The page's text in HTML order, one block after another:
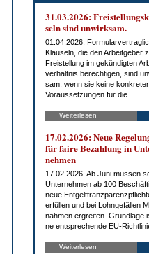
31.03.2026:
seln sind un­wirk­sam.
01.04.2026.
Klau­seln, die den Ar­beit­ge­ber
Frei­stel­lung im ge­kün­dig­ten
ver­hält­nis be­rech­ti­gen, sind
sam, wenn sie kei­ne
Vor­aus­set­zun­gen für die ...
Weiterlesen
17.02.2026: Neue
für fai­re Be­zah­lung in
neh­men
17.02.2026. Ab Ju­ni müs­sen
Un­ter­neh­men ab 100
neue
er­fül­len und bei Lohn­ge­fäl­len
nah­men er­grei­fen. Grund­la­ge
ne ent­spre­chen­de EU-
Weiterlesen